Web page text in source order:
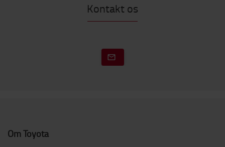
Kontakt os
Om Toyota